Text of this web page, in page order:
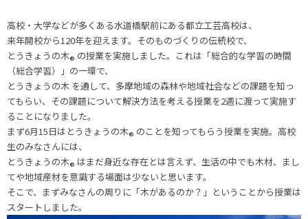
高校・大学などが多くある水道橋駅前にある都立工芸高校は、
来年開校から120年を迎えます。そのものづくりの伝統校で、
とうきょうの木® の授業を実施しました。これは「総合的な学習の時間
（総合学習）」の一環で、
とうきょうの木 を通して、多摩地域の森林や地域社会などの課題を知っ
てもらい、その課題について解決方法を考える授業を2週に渡って実施す
ることになりました。
まず6月15日はとうきょうの木® のことを知ってもらう授業を実施。高校
生のみなさんには、
とうきょうの木® はまだ身近な存在とは言えず、生活の中でも木材、まし
てや地域産材を意識する場面は少ないと思います。
そこで、まずみなさんの周りに「木があるのか？」ということから授業は
スタートしました。